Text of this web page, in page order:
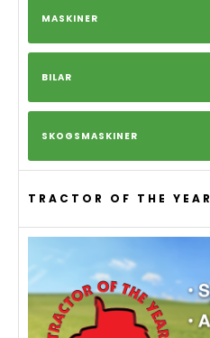
MASKINER
BILAR
SKOGSMASKINER
TRACTOR OF THE YEAR